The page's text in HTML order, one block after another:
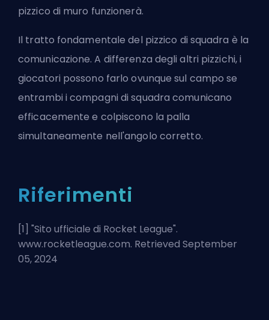
pizzico di muro funzionerà.
Il tratto fondamentale del pizzico di squadra è la
comunicazione. A differenza degli altri pizzichi, i
giocatori possono farlo ovunque sul campo se
entrambi i compagni di squadra comunicano
efficacemente e colpiscono la palla
simultaneamente nell'angolo corretto.
Riferimenti
[1] "Sito ufficiale di Rocket League".
www.rocketleague.com. Retrieved September
05, 2024